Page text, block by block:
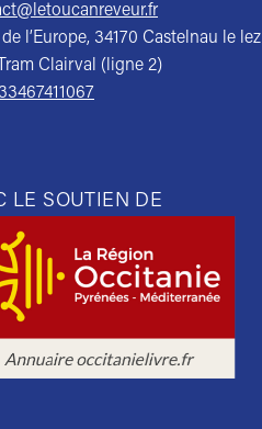
l’Europe, 34170 Castelnau le lez
Clairval (ligne 2)
LE SOUTIEN DE